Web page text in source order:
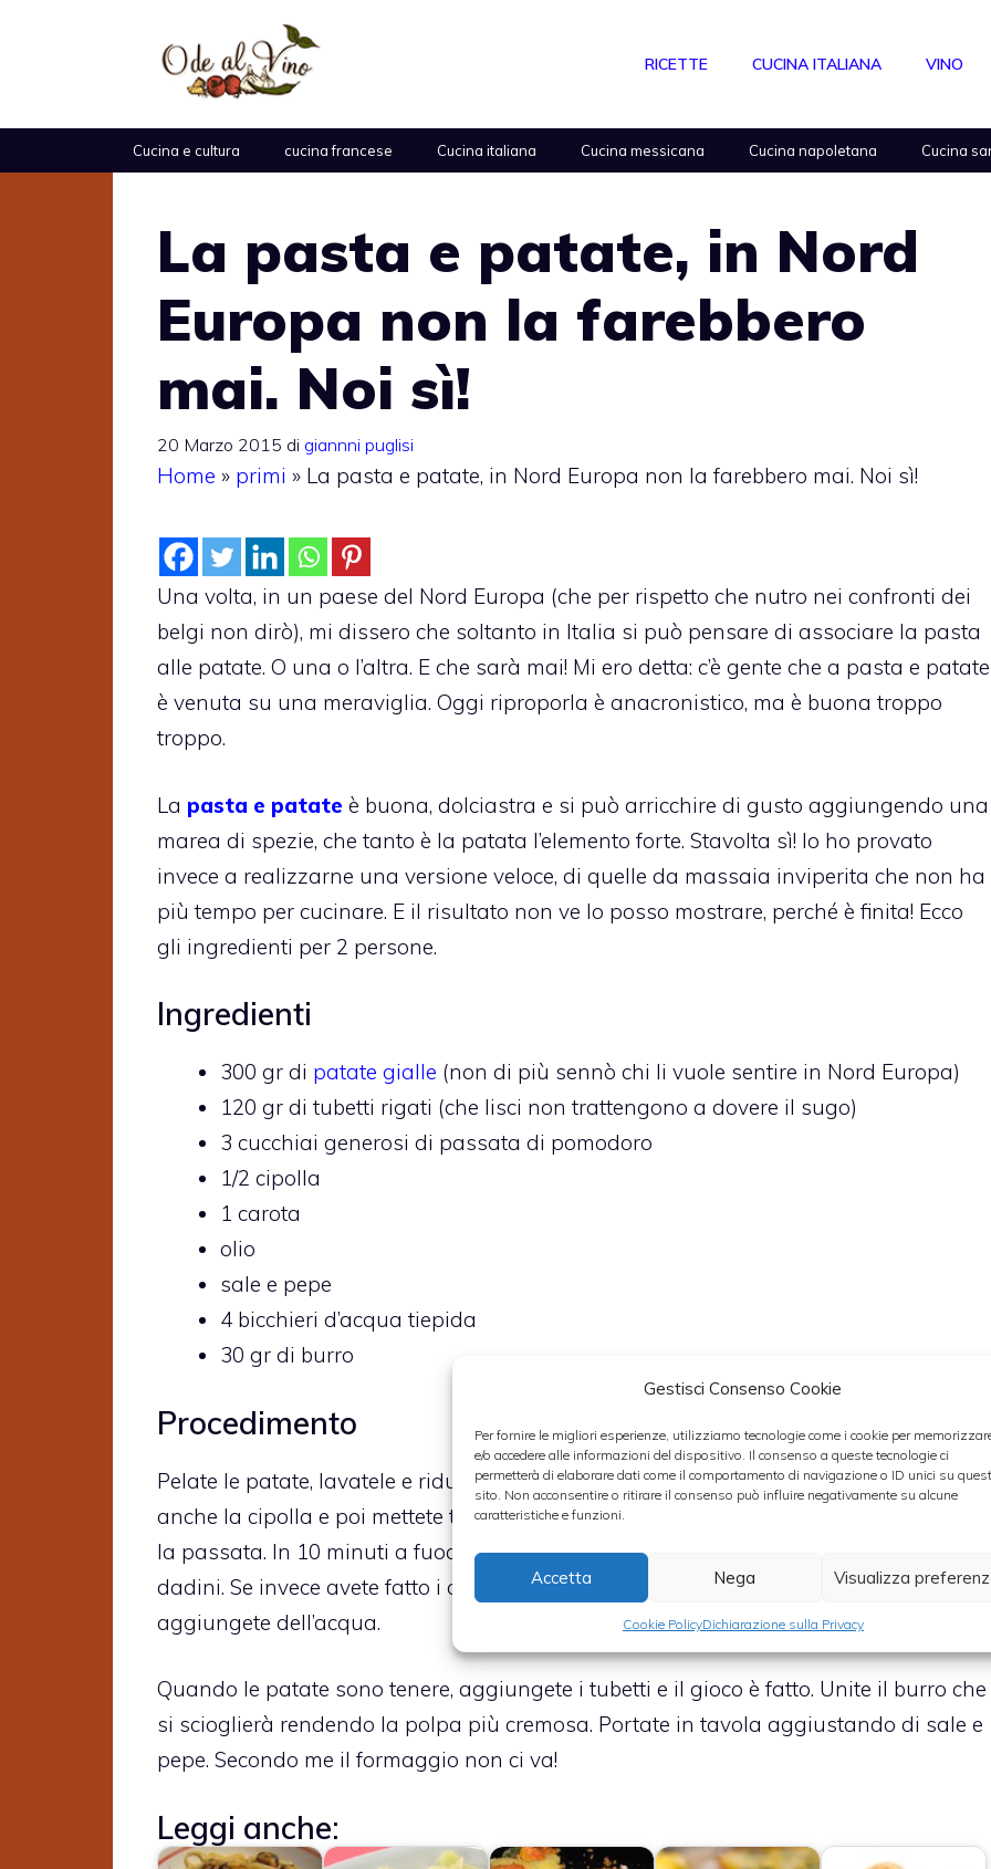
Gestisci Consenso Cookie
Per fornire le migliori esperienze, utilizziamo tecnologie come i cookie per
e/o accedere alle informazioni del dispositivo. Il consenso a queste tecnologie ci
permetterà di elaborare dati come il comportamento di navigazione o ID unici su
sito. Non acconsentire o ritirare il consenso può influire negativamente su alcune
caratteristiche e funzioni.
Accetta Nega Visualizza
Cookie PolicyDichiarazione sulla Privacy
RICETTE CUCINA ITALIANA VINO
Cucina e cultura cucina francese Cucina italiana Cucina messicana Cucina napoletana Cucina
La pasta e patate, in Nord
Europa non la farebbero
mai. Noi sì!
20 Marzo 2015 di giannni puglisi
Home » primi » La pasta e patate, in Nord Europa non la farebbero mai. Noi sì!
Una volta, in un paese del Nord Europa (che per rispetto che nutro nei confronti dei
belgi non dirò), mi dissero che soltanto in Italia si può pensare di associare la pasta
alle patate. O una o l’altra. E che sarà mai! Mi ero detta: c’è gente che a pasta e patate
è venuta su una meraviglia. Oggi riproporla è anacronistico, ma è buona troppo
troppo.
La pasta e patate è buona, dolciastra e si può arricchire di gusto aggiungendo una
marea di spezie, che tanto è la patata l’elemento forte. Stavolta sì! Io ho provato
invece a realizzarne una versione veloce, di quelle da massaia inviperita che non ha
più tempo per cucinare. E il risultato non ve lo posso mostrare, perché è finita! Ecco
gli ingredienti per 2 persone.
Ingredienti
300 gr di patate gialle (non di più sennò chi li vuole sentire in Nord Europa)
120 gr di tubetti rigati (che lisci non trattengono a dovere il sugo)
3 cucchiai generosi di passata di pomodoro
1/2 cipolla
1 carota
olio
sale e pepe
4 bicchieri d’acqua tiepida
30 gr di burro
Procedimento
Pelate le patate, lavatele e riducetele a dadini. Fate lo stesso con la carota. Tritate
anche la cipolla e poi mettete tutto in una padella con un po’ d’olio, l’acqua e anche
la passata. In 10 minuti a fuoco vivace, le patate saranno cotte, se avete fatto i
dadini. Se invece avete fatto i dadoni, aspettate ancora un po’ ma magari
aggiungete dell’acqua.
Quando le patate sono tenere, aggiungete i tubetti e il gioco è fatto. Unite il burro che
si scioglierà rendendo la polpa più cremosa. Portate in tavola aggiustando di sale e
pepe. Secondo me il formaggio non ci va!
Leggi anche: